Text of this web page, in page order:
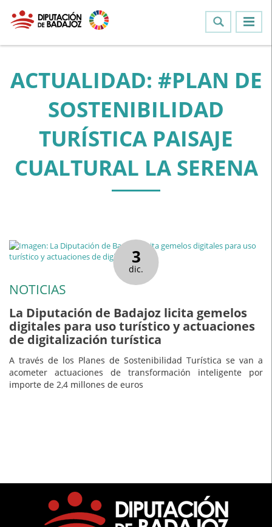
ACTUALIDAD: #PLAN DE
SOSTENIBILIDAD
TURÍSTICA PAISAJE
CUALTURAL LA SERENA
3
dic.
NOTICIAS
La Diputación de Badajoz licita gemelos
digitales para uso turístico y actuaciones
de digitalización turística
A través de los Planes de Sostenibilidad Turística se van a
acometer actuaciones de transformación inteligente por
importe de 2,4 millones de euros